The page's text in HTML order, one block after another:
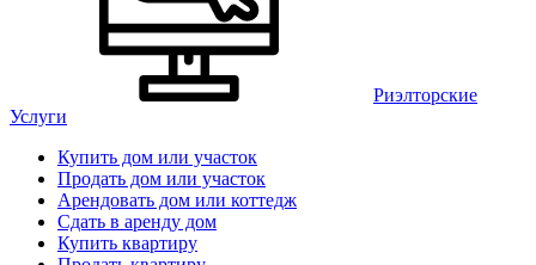
Риэлторские
Услуги
Купить дом или участок
Продать дом или участок
Арендовать дом или коттедж
Сдать в аренду дом
Купить квартиру